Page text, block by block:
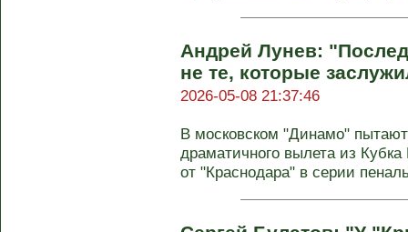
Андрей Лунев:
не те, которые
2026-05-08 21:37:46
В московском "Динамо"
драматичного вылета из
от "Краснодара" в серии